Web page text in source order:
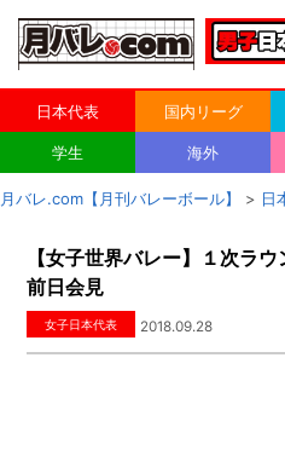
日本代表 国内リーグ
学生 海外
月バレ.com【月刊バレーボール】 > 日
【女子世界バレー】１次ラ
前日会見
女子日本代表 2018.09.28